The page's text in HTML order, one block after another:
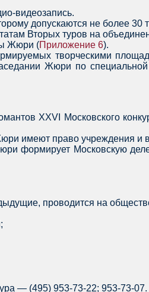
видеозапись.
допускаются не более 30
Вторых туров на
Жюри (Приложение 6).
творческими
Жюри по
XXVI Московского
имеют право учреждения и
формирует Московскую
проводится на
— (495) 953-73-22; 953-73-07.